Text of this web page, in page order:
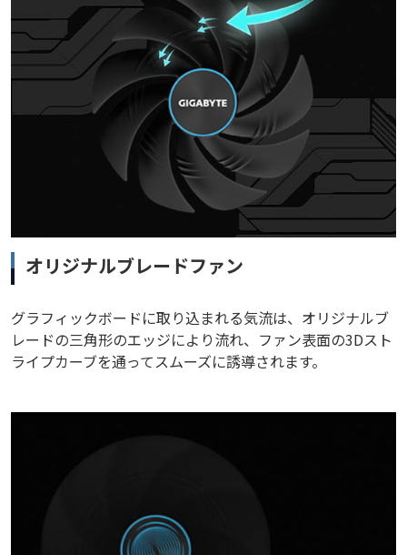
オリジナルブレードファン
グラフィックボードに取り込まれる気流は、オリジナルブ
レードの三角形のエッジにより流れ、ファン表面の3Dスト
ライプカーブを通ってスムーズに誘導されます。